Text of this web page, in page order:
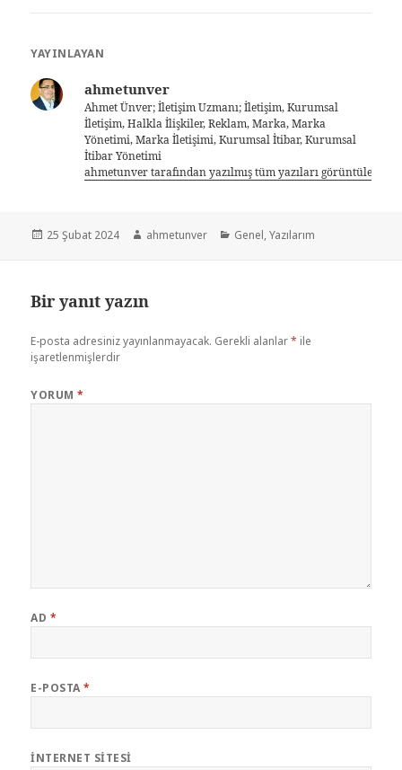
YAYINLAYAN
ahmetunver
Ahmet Ünver; İletişim Uzmanı; İletişim, Kurumsal
İletişim, Halkla İlişkiler, Reklam, Marka, Marka
Yönetimi, Marka İletişimi, Kurumsal İtibar, Kurumsal
İtibar Yönetimi
ahmetunver tarafından yazılmış tüm yazıları görüntüle
25 Şubat 2024 ahmetunver Genel,Yazılarım
Bir yanıt yazın
E-posta adresiniz yayınlanmayacak. Gerekli alanlar* ile
işaretlenmişlerdir
YORUM*
AD *
E-POSTA*
İNTERNET SITESI